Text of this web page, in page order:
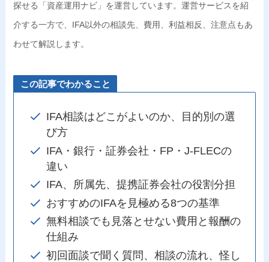
探せる「資産運用ナビ」を運営しています。運営サービスを紹
介する一方で、IFA以外の相談先、費用、利益相反、注意点もあ
わせて解説します。
この記事でわかること
IFA相談はどこがよいのか、目的別の選
び方
IFA・銀行・証券会社・FP・J-FLECの
違い
IFA、所属先、提携証券会社の役割分担
おすすめのIFAを見極める8つの基準
無料相談でも見落とせない費用と報酬の
仕組み
初回面談で聞く質問、相談の流れ、怪し